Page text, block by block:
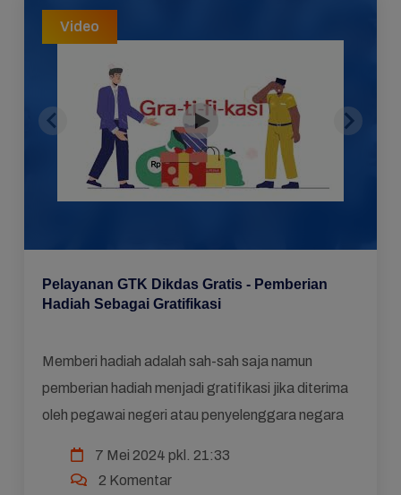
Video
Pelayanan GTK Dikdas Gratis - Pemberian
Hadiah Sebagai Gratifikasi
Memberi hadiah adalah sah-sah saja namun
pemberian hadiah menjadi gratifikasi jika diterima
oleh pegawai negeri atau penyelenggara negara
7 Mei 2024 pkl. 21:33
2 Komentar